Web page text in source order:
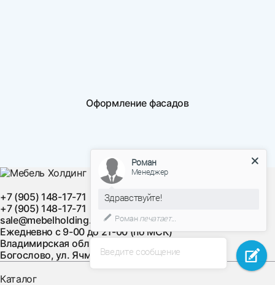
Оформление фасадов
+7 (905) 148-17-71
+7 (905) 148-17-71
sale@mebelholding.ru
Ежедневно с 9-00 до 21-00 (по МСК)
Владимирская область, Суздальский район, с.
Богослово, ул. Ячменная, д. 10
Каталог
Введите сообщение
Роман
Менеджер
Здравствуйте!
Романпечатает...